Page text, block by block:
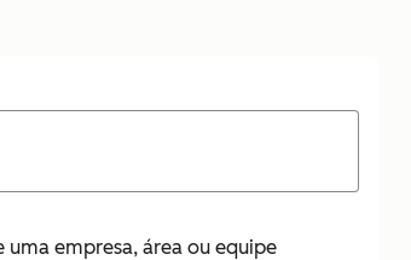
empresa, área ou equipe